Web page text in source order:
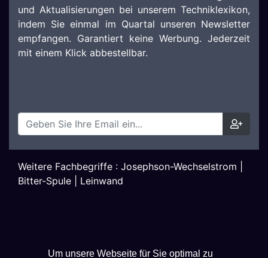
Um unsere Webseite für Sie optimal zu
und Aktualisierungen bei unserem Techniklexikon,
indem Sie einmal im Quartal unseren Newsletter
empfangen. Garantiert keine Werbung. Jederzeit
mit einem Klick abbestellbar.
Weitere Fachbegriffe : Josephson-Wechselstrom
Bitter-Spule
Leinwand